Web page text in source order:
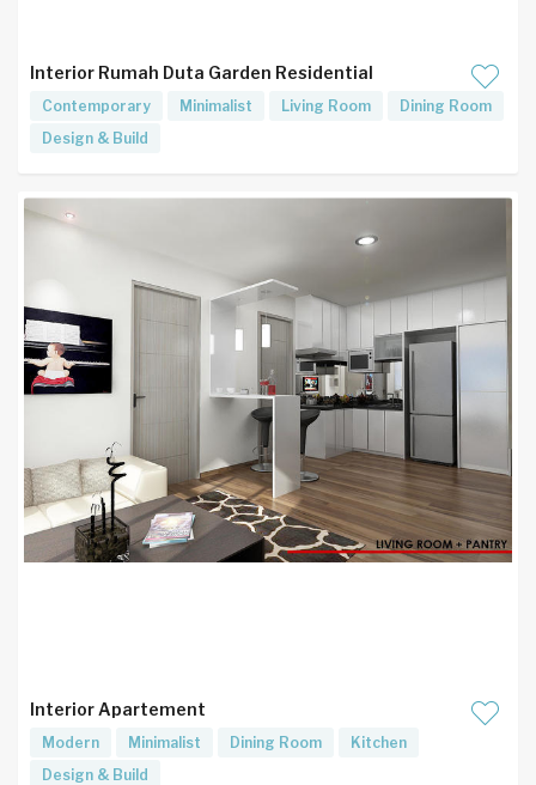
Interior Rumah Duta Garden Residential
Contemporary Minimalist Living Room
Dining Room
Design & Build
Interior Apartement
Modern Minimalist Dining Room
Kitchen
Design & Build